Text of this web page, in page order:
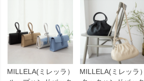
MILLELA(ミレッラ）
MILLELA(ミレッラ）